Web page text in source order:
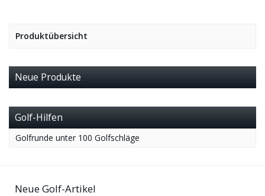
Produktübersicht
Neue Produkte
Golf-Hilfen
Golfrunde unter 100 Golfschläge
Neue Golf-Artikel